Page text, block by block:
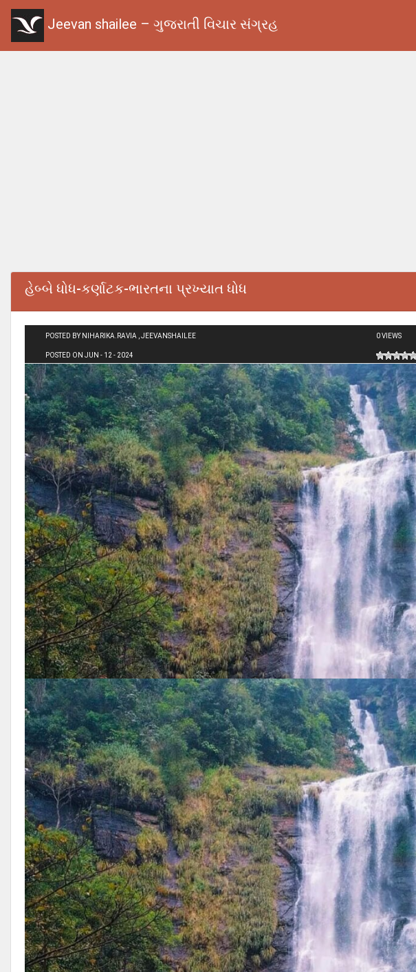
Jeevan shailee – ગુજરાતી વિચાર સંગ્રહ
હેબ્બે ધોધ-કર્ણાટક-ભારતના પ્રખ્યાત ધોધ
POSTED BY NIHARIKA.RAVIA , JEEVANSHAILEE
POSTED ON JUN - 12 - 2024
0 VIEWS